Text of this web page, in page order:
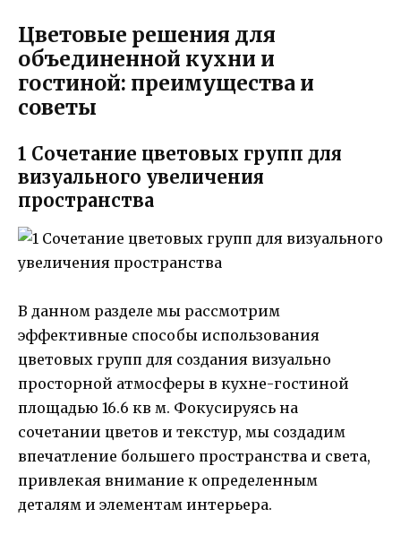
Цветовые решения для
объединенной кухни и
гостиной: преимущества и
советы
1 Сочетание цветовых групп для
визуального увеличения
пространства
В данном разделе мы рассмотрим
эффективные способы использования
цветовых групп для создания визуально
просторной атмосферы в кухне-гостиной
площадью 16.6 кв м. Фокусируясь на
сочетании цветов и текстур, мы создадим
впечатление большего пространства и света,
привлекая внимание к определенным
деталям и элементам интерьера.